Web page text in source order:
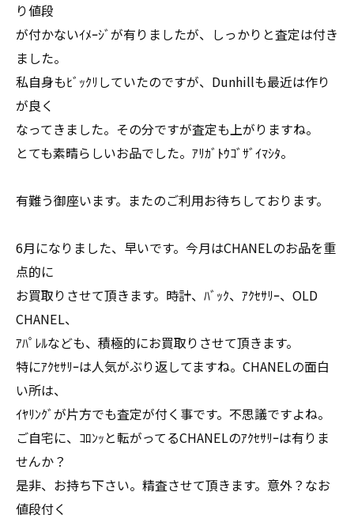
り値段
が付かないｲﾒｰｼﾞが有りましたが、しっかりと査定は付き
ました。
私自身もﾋﾞｯｸﾘしていたのですが、Dunhillも最近は作り
が良く
なってきました。その分ですが査定も上がりますね。
とても素晴らしいお品でした。ｱﾘｶﾞﾄｳｺﾞｻﾞｲﾏｼﾀ。
有難う御座います。またのご利用お待ちしております。
6月になりました、早いです。今月はCHANELのお品を重
点的に
お買取りさせて頂きます。時計、ﾊﾞｯｸ、ｱｸｾｻﾘｰ、OLD
CHANEL、
ｱﾊﾟﾚﾙなども、積極的にお買取りさせて頂きます。
特にｱｸｾｻﾘｰは人気がぶり返してますね。CHANELの面白
い所は、
ｲﾔﾘﾝｸﾞが片方でも査定が付く事です。不思議ですよね。
ご自宅に、ｺﾛﾝｯと転がってるCHANELのｱｸｾｻﾘｰは有りま
せんか？
是非、お持ち下さい。精査させて頂きます。意外？なお
値段付く